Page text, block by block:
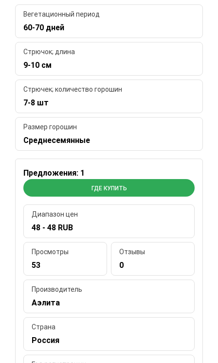
Вегетационный период
60-70 дней
Стрючок; длина
9-10 см
Стрючек; количество горошин
7-8 шт
Размер горошин
Среднесемянные
Предложения: 1
ГДЕ КУПИТЬ
Диапазон цен
48 - 48 RUB
Просмотры
53
Отзывы
0
Производитель
Аэлита
Страна
Россия